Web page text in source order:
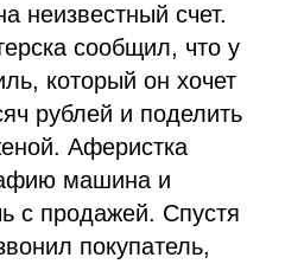
неизвестный счет.
сообщил, что у
который он хочет
рублей и поделить
Аферистка
машина и
с продажей. Спустя
покупатель,